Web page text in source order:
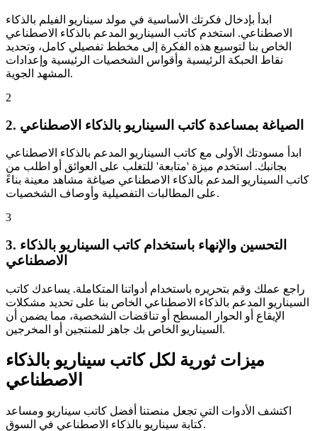
ابدأ بإدخال فكرتك الأساسية في مولد سيناريو الفيلم بالذكاء
الاصطناعي. استخدم كاتب السيناريو المدعم بالذكاء الاصطناعي
الخاص بنا لتوسيع هذه الفكرة إلى مخطط تفصيلي كامل، وتحديد
نقاط الحبكة الرئيسية وأقواس الشخصيات الرئيسية وإعدادات
المشهد الجوية.
2
2. الصياغة بمساعدة كاتب السيناريو بالذكاء الاصطناعي
ابدأ مسودتك الأولى مع كاتب السيناريو المدعم بالذكاء الاصطناعي
بجانبك. استخدم ميزة 'متابعة' للتغلب على العوائق أو اطلب من
كاتب السيناريو المدعم بالذكاء الاصطناعي صياغة مشاهد معينة بناءً
على المطالبات التفصيلية وأوصاف الشخصيات.
3
3. التحسين والإنهاء باستخدام كاتب السيناريو بالذكاء
الاصطناعي
راجع عملك وقم بتحريره باستخدام أدواتنا المتكاملة. يساعدك كاتب
السيناريو المدعم بالذكاء الاصطناعي الخاص بنا على تحديد مشكلات
الإيقاع أو الحوار المسطح أو تناقضات الشخصية، مما يضمن أن
السيناريو الخاص بك جاهز للمنتجين أو المخرجين.
ميزات ثورية لكل كاتب سيناريو بالذكاء
الاصطناعي
اكتشف الأدوات التي تجعل منصتنا أفضل كاتب سيناريو ومساعد
كتابة سيناريو بالذكاء الاصطناعي في السوق.